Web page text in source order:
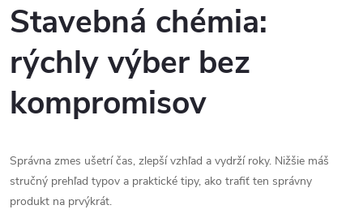
v
l
á
d
a
c
Stavebná chémia:
rýchly výber bez
kompromisov
Správna zmes ušetrí čas, zlepší vzhľad a vydrží roky. Nižšie máš
stručný prehľad typov a praktické tipy, ako trafiť ten správny
produkt na prvýkrát.